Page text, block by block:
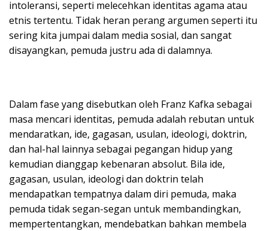
intoleransi, seperti melecehkan identitas agama atau
etnis tertentu. Tidak heran perang argumen seperti itu
sering kita jumpai dalam media sosial, dan sangat
disayangkan, pemuda justru ada di dalamnya.
Dalam fase yang disebutkan oleh Franz Kafka sebagai
masa mencari identitas, pemuda adalah rebutan untuk
mendaratkan, ide, gagasan, usulan, ideologi, doktrin,
dan hal-hal lainnya sebagai pegangan hidup yang
kemudian dianggap kebenaran absolut. Bila ide,
gagasan, usulan, ideologi dan doktrin telah
mendapatkan tempatnya dalam diri pemuda, maka
pemuda tidak segan-segan untuk membandingkan,
mempertentangkan, mendebatkan bahkan membela